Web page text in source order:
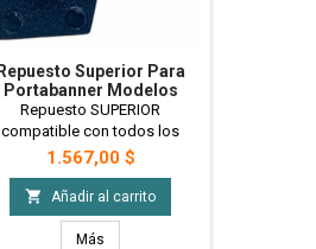
Repuesto Superior Para
Portabanner Modelos
"ECO"
Repuesto SUPERIOR
compatible con todos los
portabanners modelo ECO.
Precio
1.567,00 $
 Añadir al carrito
Más